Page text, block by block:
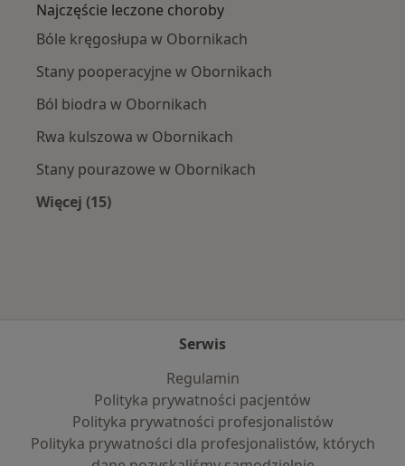
Najczęście leczone choroby
Bóle kręgosłupa w Obornikach
Stany pooperacyjne w Obornikach
Ból biodra w Obornikach
Rwa kulszowa w Obornikach
Stany pourazowe w Obornikach
Więcej (15)
Serwis
Regulamin
Polityka prywatności pacjentów
Polityka prywatności profesjonalistów
Polityka prywatności dla profesjonalistów, których